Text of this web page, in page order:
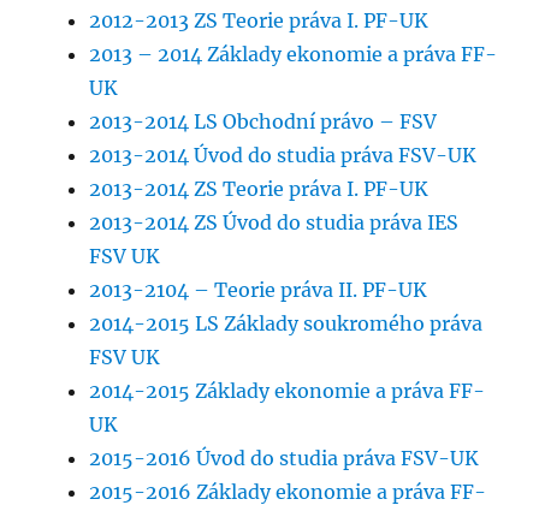
2012-2013 ZS Teorie práva I. PF-UK
2013 – 2014 Základy ekonomie a práva FF-
UK
2013-2014 LS Obchodní právo – FSV
2013-2014 Úvod do studia práva FSV-UK
2013-2014 ZS Teorie práva I. PF-UK
2013-2014 ZS Úvod do studia práva IES
FSV UK
2013-2104 – Teorie práva II. PF-UK
2014-2015 LS Základy soukromého práva
FSV UK
2014-2015 Základy ekonomie a práva FF-
UK
2015-2016 Úvod do studia práva FSV-UK
2015-2016 Základy ekonomie a práva FF-